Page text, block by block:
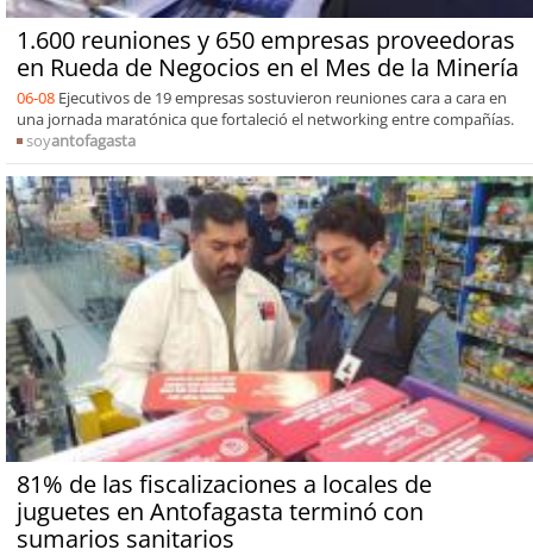
1.600 reuniones y 650 empresas proveedoras
en Rueda de Negocios en el Mes de la Minería
06-08 Ejecutivos de 19 empresas sostuvieron reuniones cara a cara en
una jornada maratónica que fortaleció el networking entre compañías.
soyantofagasta
81% de las fiscalizaciones a locales de
juguetes en Antofagasta terminó con
sumarios sanitarios